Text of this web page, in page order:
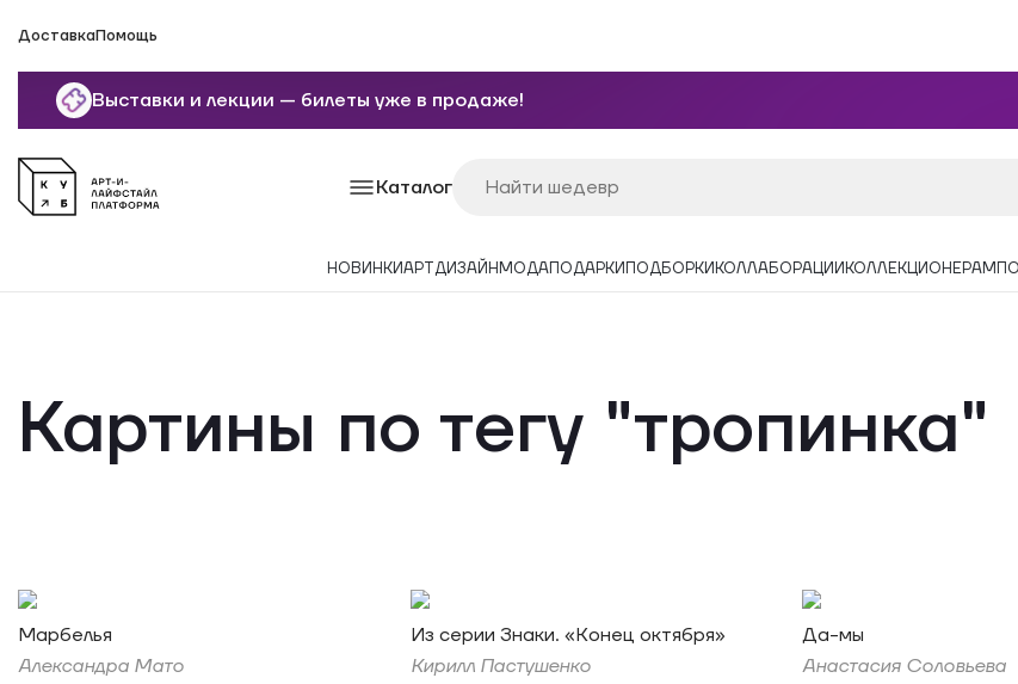
ДоставкаПомощь
Выставки и лекции — билеты уже в продаже!
Каталог
НОВИНКИАРТДИЗАЙН МОДАПОДАРКИ ПОДБОРКИ КОЛЛАБОРАЦИИ КОЛЛЕКЦИОНЕРАМ
Картины по тегу "тропинка"
Марбелья
Александра Мато
Из серии Знаки. «Конец октября»
Кирилл Пастушенко
Да-мы
Анастасия Соловьева